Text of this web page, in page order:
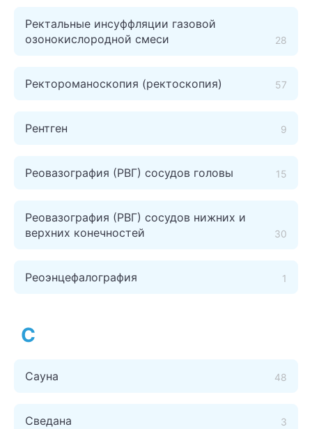
Ректальные инсуффляции газовой
озонокислородной смеси
28
Ректороманоскопия (ректоскопия) 57
Рентген 9
Реовазография (РВГ) сосудов головы 15
Реовазография (РВГ) сосудов нижних и
верхних конечностей
30
Реоэнцефалография 1
С
Сауна 48
Сведана 3